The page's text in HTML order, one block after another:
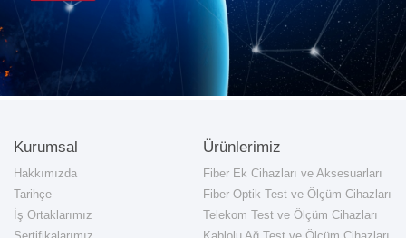
Kurumsal
Hakkımızda
Tarihçe
İş Ortaklarımız
Ürünlerimiz
Fiber Ek Cihazları ve Aksesuarları
Fiber Optik Test ve Ölçüm Cihazları
Telekom Test ve Ölçüm Cihazları